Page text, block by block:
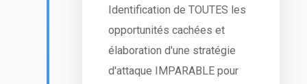
Identification de TOUTES les
opportunités cachées et
élaboration d'une stratégie
d'attaque IMPARABLE pour